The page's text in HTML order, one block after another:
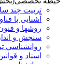
تربیت چند
آشنایی با
روشها و
سنجش و
روانشناسي
اسناد و